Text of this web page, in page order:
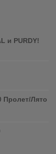
и PURDY!
Пролет/Лято